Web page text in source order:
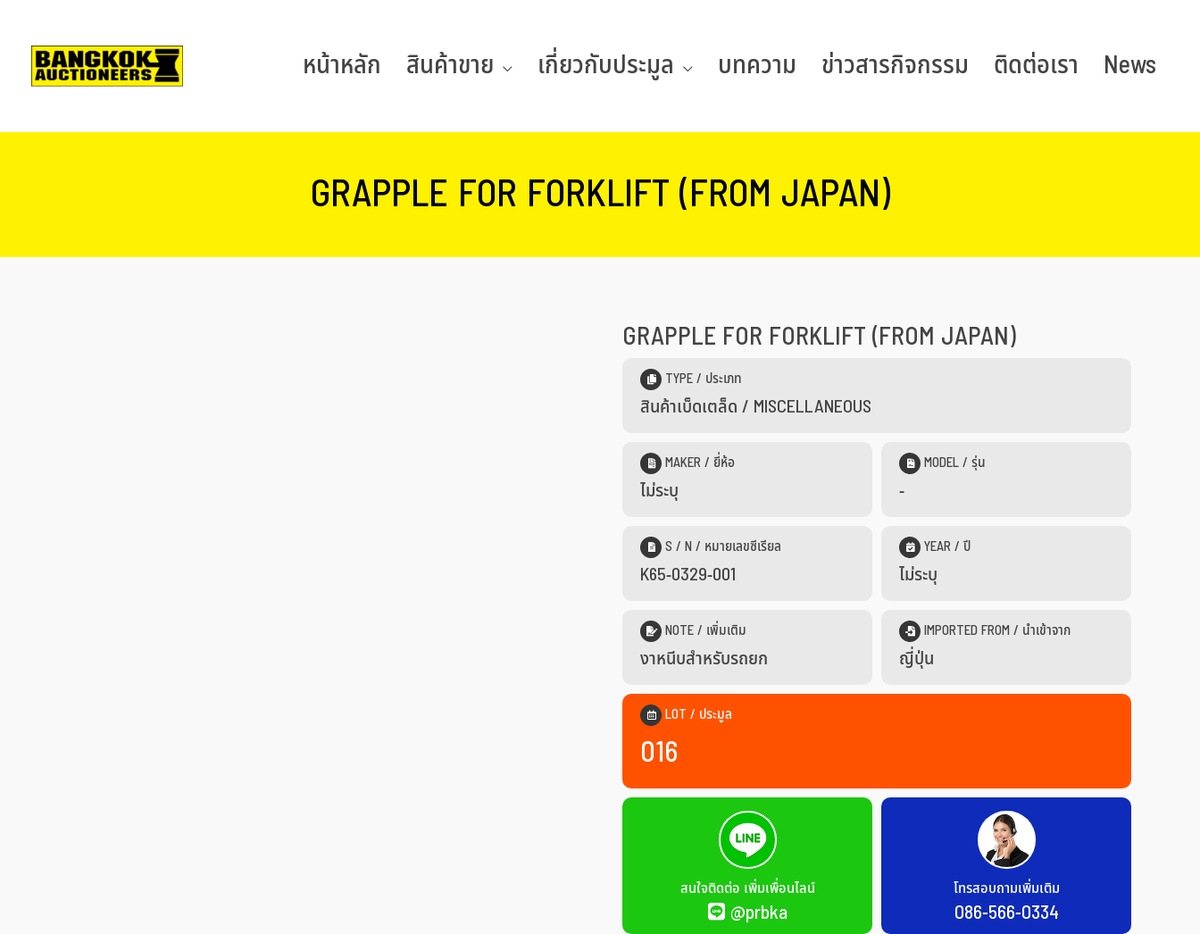
หน้าหลัก สินค้าขาย เกี่ยวกับประมูล บทความ ข่าวสารกิจกรรม ติดต่อเรา News
GRAPPLE FOR FORKLIFT (FROM JAPAN)
GRAPPLE FOR FORKLIFT (FROM JAPAN)
TYPE / ประเภท
สินค้าเบ็ดเตล็ด / MISCELLANEOUS
MAKER / ยี่ห้อ
ไม่ระบุ
MODEL / รุ่น
-
S / N / หมายเลขซีเรียล
K65-0329-001
YEAR / ปี
ไม่ระบุ
NOTE / เพิ่มเติม
งาหนีบสำหรับรถยก
IMPORTED FROM / นำเข้าจาก
ญี่ปุ่น
LOT / ประมูล
016
สนใจติดต่อ เพิ่มเพื่อนไลน์
@prbka
โทรสอบถามเพิ่มเติม
086-566-0334